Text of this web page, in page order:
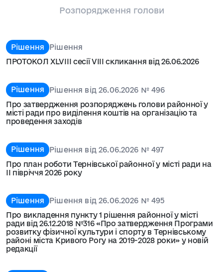
Розпорядження голови
Рішення
Рішення
ПРОТОКОЛ XLVІІІ сесії VIIІ скликання від 26.06.2026
Рішення
Рішення від 26.06.2026 № 496
Про затвердження розпоряджень голови районної у
місті ради про виділення коштів на організацію та
проведення заходів
Рішення
Рішення від 26.06.2026 № 497
Про план роботи Тернівської районної у місті ради на
ІІ півріччя 2026 року
Рішення
Рішення від 26.06.2026 № 495
Про викладення пункту 1 рішення районної у місті
ради від 26.12.2018 №316 «Про затвердження Програми
розвитку фізичної культури і спорту в Тернівському
районі міста Кривого Рогу на 2019-2028 роки» у новій
редакції